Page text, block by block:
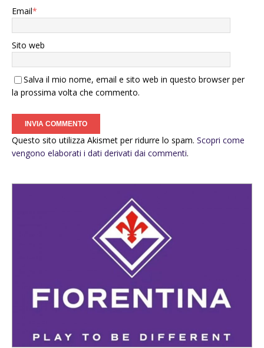
Email*
Sito web
Salva il mio nome, email e sito web in questo browser per
la prossima volta che commento.
Questo sito utilizza Akismet per ridurre lo spam. Scopri come
vengono elaborati i dati derivati dai commenti.